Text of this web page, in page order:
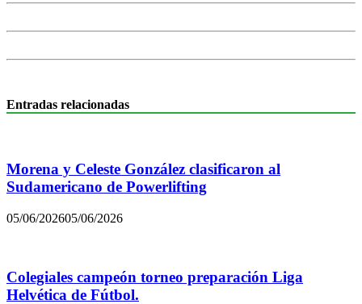
Entradas relacionadas
Morena y Celeste González clasificaron al
Sudamericano de Powerlifting
05/06/202605/06/2026
Colegiales campeón torneo preparación Liga
Helvética de Fútbol.